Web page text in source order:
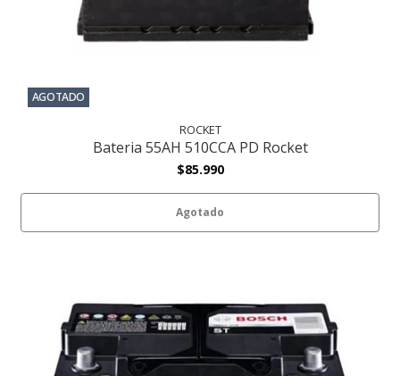
AGOTADO
ROCKET
Bateria 55AH 510CCA PD Rocket
$85.990
Agotado